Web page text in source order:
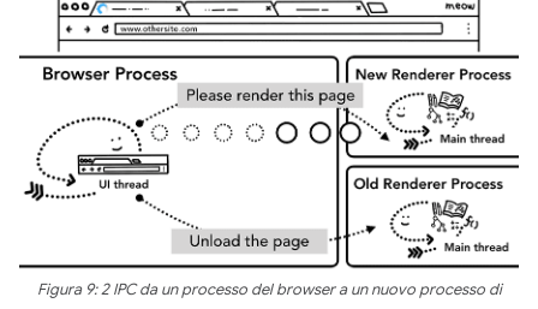
Figura 9: 2 IPC da un processo del browser a un nuovo processo di